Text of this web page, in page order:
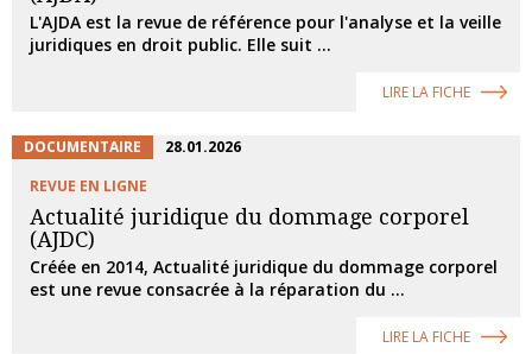
L'AJDA est la revue de référence pour l'analyse et la veille
juridiques en droit public. Elle suit ...
LIRE LA FICHE
DOCUMENTAIRE
28.01.2026
REVUE EN LIGNE
Actualité juridique du dommage corporel
(AJDC)
Créée en 2014, Actualité juridique du dommage corporel
est une revue consacrée à la réparation du ...
LIRE LA FICHE